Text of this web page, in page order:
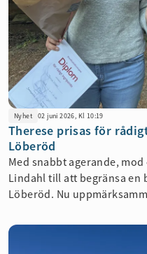
Nyhet 02 juni 2026, Kl 10:19
Therese prisas för
Löberöd
Med snabbt agerande,
Lindahl till att begränsa en
Löberöd. Nu